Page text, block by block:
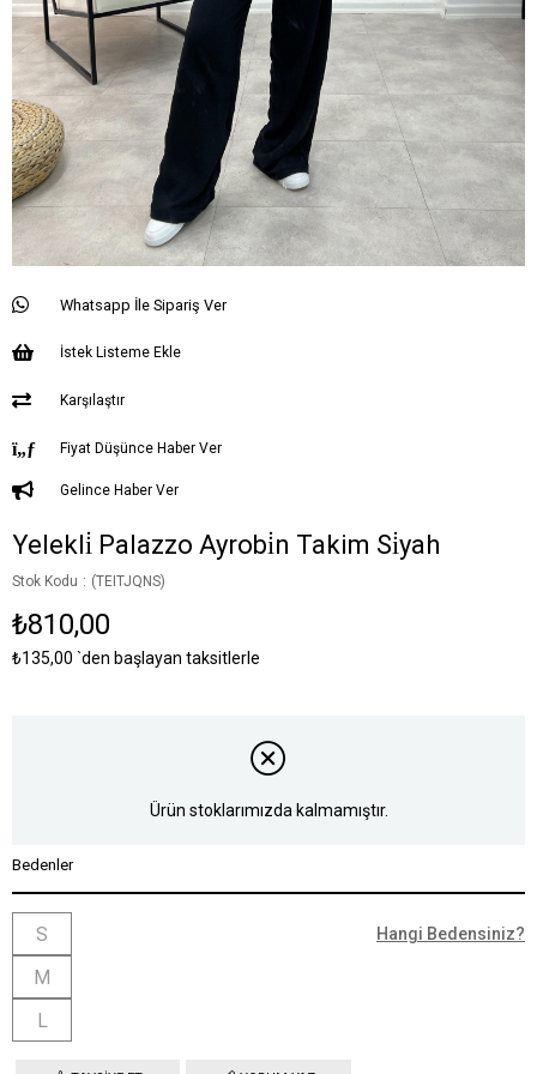
Whatsapp İle Sipariş Ver
İstek Listeme Ekle
Karşılaştır
Fiyat Düşünce Haber Ver
Gelince Haber Ver
Yelekli̇ Palazzo Ayrobi̇n Takim Si̇yah
Stok Kodu (TEITJQNS)
₺810,00
₺135,00 `den başlayan taksitlerle
Ürün stoklarımızda kalmamıştır.
Bedenler
S
M
L
Hangi Bedensiniz?